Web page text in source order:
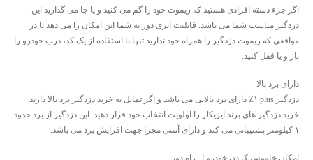
اگر جزء دسته افرادی هستید که ریموت خود را گم می کنید و یا جا می گذارید این
دزدگیر مناسب شما می باشد. قابلیت ایزی دور به شما این امکان را می دهد تا در
مواقعی که ریموت دزدگیر را همراه خود ندارید تنها با استفاده از یک کد، درب خودرو را
باز و یا قفل کنید.
دارای برد بالا
دزدگیر Z۱ plus دارای برد بالایی می باشد و اگر تمایل به خرید دزدگیر برد بالا دارید
خرید دزدگیر های برند ایزیکار را اولویت انتخاب خود قرار دهید. این دزدگیر از برد حدود
۱ کیلومتر پشتیبانی می کند و دارای آنتنی مجزا جهت افزایش برد می باشد.